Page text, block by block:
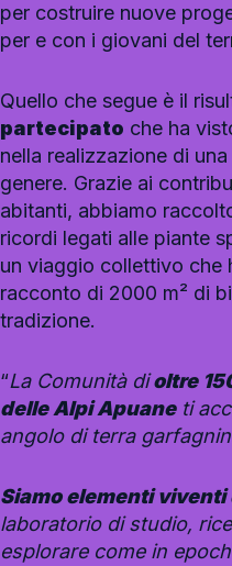
per costruire nuove
per e con i giovani del
Quello che segue è il
partecipato che ha
nella realizzazione di
genere. Grazie ai
abitanti, abbiamo
ricordi legati alle piante
un viaggio collettivo che
racconto di 2000 m² di
tradizione.
“La Comunità dioltre
delle Alpi Apuaneti
angolo di terra
Siamo elementi
laboratorio di studio,
esplorare come in